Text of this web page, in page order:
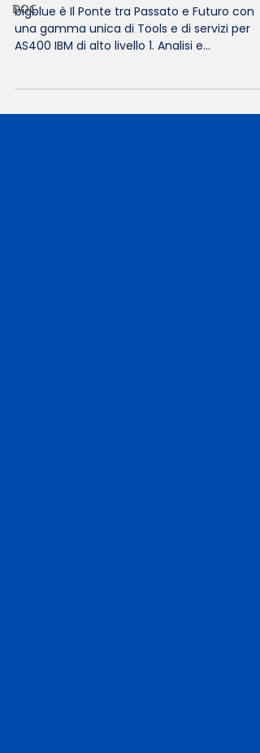
DOC
bigblue è Il Ponte tra Passato e Futuro con
una gamma unica di Tools e di servizi per
AS400 IBM di alto livello 1. Analisi e
visione chiara delle applicazioni esistenti.